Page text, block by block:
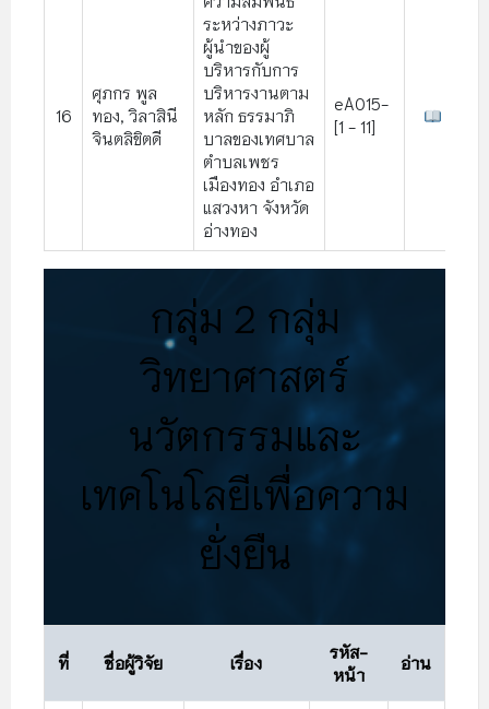
16
ศุภกร พูล
ทอง, วิลาสินี
จินตลิขิตดี
ระหว่างภาวะ
ผู้นำของผู้
บริหารกับการ
บริหารงานตาม
หลัก ธรรมาภิ
บาลของเทศบาล
ตำบลเพชร
เมืองทอง อำเภอ
แสวงหา จังหวัด
อ่างทอง
eA015-
[1 - 11]
กลุ่ม 2 กลุ่ม
วิทยาศาสตร์
นวัตกรรมและ
เทคโนโลยีเพื่อความ
ยั่งยืน
ที่ ชื่อผู้วิจัย เรื่อง
รหัส-
หน้า
อ่าน